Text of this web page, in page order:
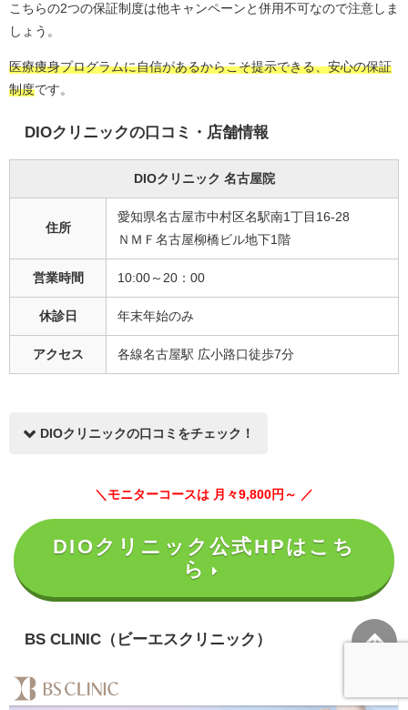
こちらの2つの保証制度は他キャンペーンと併用不可なので注意しま
しょう。
医療痩身プログラムに自信があるからこそ提示できる、安心の保証
制度です。
DIOクリニックの口コミ・店舗情報
DIOクリニック 名古屋院
住所
愛知県名古屋市中村区名駅南1丁目16-28
ＮＭＦ名古屋柳橋ビル地下1階
営業時間 10:00～20：00
休診日 年末年始のみ
アクセス 各線名古屋駅 広小路口徒歩7分
DIOクリニックの口コミをチェック！
モエ.さん
スタッフさんが明るく笑顔で接してくださるので私もやる気
す。あと少し頑張ります！！
＼モニターコースは 月々9,800円～ ／
DIOクリニック公式HPはこち
ら
BS CLINIC（ビーエスクリニック）